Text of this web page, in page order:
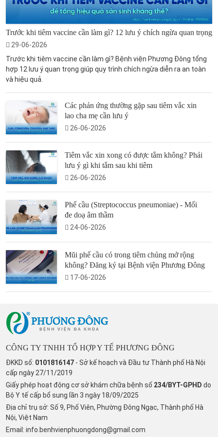
Trước khi tiêm vaccine cần làm gì? 12 lưu ý chích ngừa quan trọng
29-06-2026
Trước khi tiêm vaccine cần làm gì? Bệnh viện Phương Đông tổng
hợp 12 lưu ý quan trọng giúp quy trình chích ngừa diễn ra an toàn
và hiệu quả.
Các phản ứng thường gặp sau tiêm vắc xin
lao cha mẹ cần lưu ý
26-06-2026
Tiêm vắc xin xong có được tắm không? Phải
lưu ý gì khi tắm sau khi tiêm
26-06-2026
Phế cầu (Streptococcus pneumoniae) - Mối
đe doạ âm thầm
24-06-2026
Mũi phế cầu có trong tiêm chủng mở rộng
không? Đăng ký tại Bệnh viện Phương Đông
17-06-2026
CÔNG TY TNHH TỔ HỢP Y TẾ PHƯƠNG ĐÔNG
ĐKKD số: 0101816147 - Sở kế hoạch và Đầu tư Thành phố Hà Nội
cấp ngày 27/11/2019
Giấy phép hoạt động cơ sở khám chữa bệnh số 234/BYT-GPHD do
Bộ Y tế cấp bổ sung lần 3 ngày 18/09/2025
Địa chỉ trụ sở: Số 9, Phố Viên, Phường Đông Ngạc, Thành phố Hà
Nội, Việt Nam
Email: info.benhvienphuongdong@gmail.com